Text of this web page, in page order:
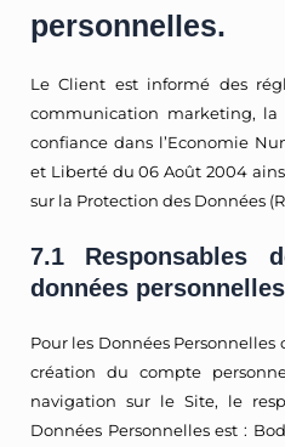
personnelles.
Le Client est informé des
communication marketing,
confiance dans l’Economie
et Liberté du 06 Août 2004
sur la Protection des Données
7.1 Responsables
données personnelles
Pour les Données
création du compte
navigation sur le Site, le
Données Personnelles est :